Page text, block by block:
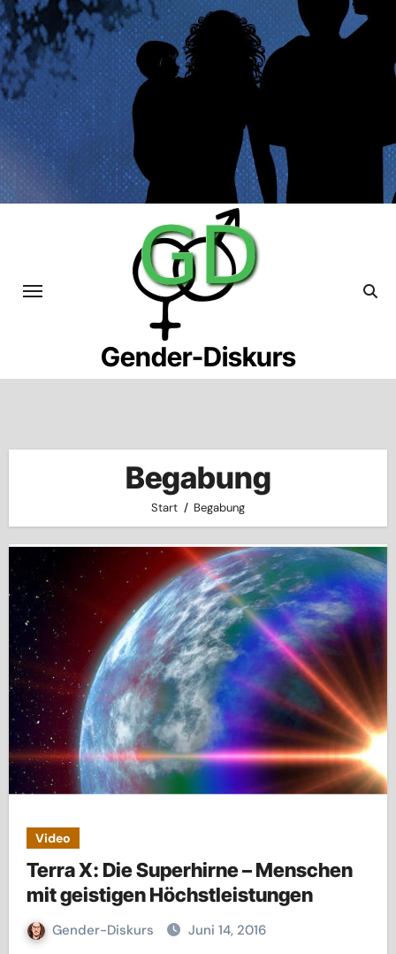
Skip
to
content
Gender-Diskurs
Begabung
Start Begabung
Video
Terra X: Die Superhirne – Menschen
mit geistigen Höchstleistungen
Gender-Diskurs Juni 14, 2016